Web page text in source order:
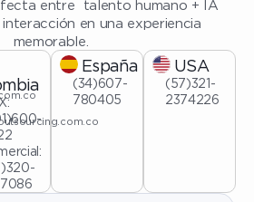
entre talento humano + IA
en una experiencia
memorable.
España
(34)607-
780405
USA
(57)321-
2374226